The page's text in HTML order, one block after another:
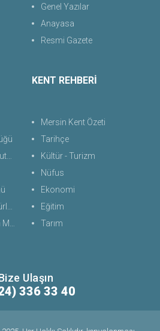
Genel Yazılar
Anayasa
Resmi Gazete
KENT REHBERİ
Mersin Kent Özeti
Tarihçe
Kültür - Turizm
Nüfus
Ekonomi
Eğitim
Tarım
Ulaşın
336 33 40